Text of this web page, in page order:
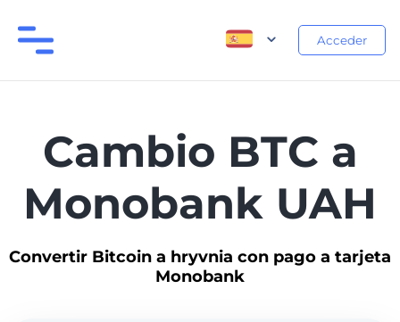
Acceder
Cambio BTC a
Monobank UAH
Convertir Bitcoin a hryvnia con pago a tarjeta
Monobank